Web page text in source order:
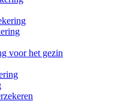
voor het gezin